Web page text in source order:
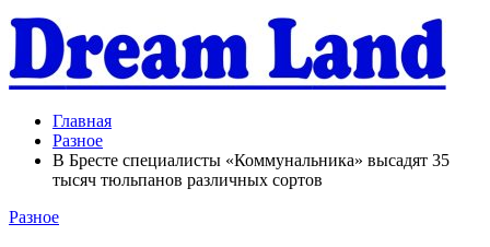
Главная
Разное
В Бресте специалисты «Коммунальника» высадят 35
тысяч тюльпанов различных сортов
Разное